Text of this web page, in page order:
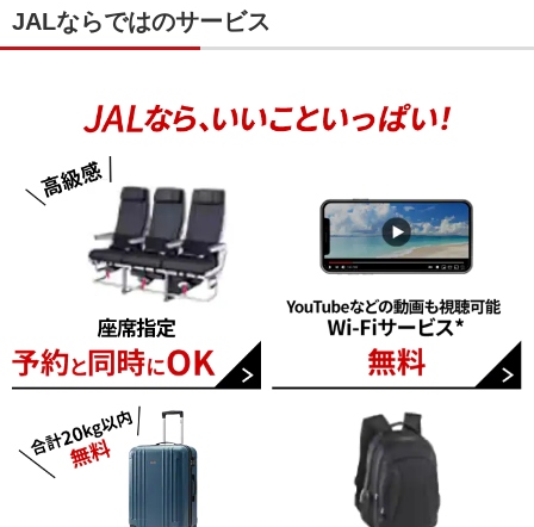
JALならではのサービス